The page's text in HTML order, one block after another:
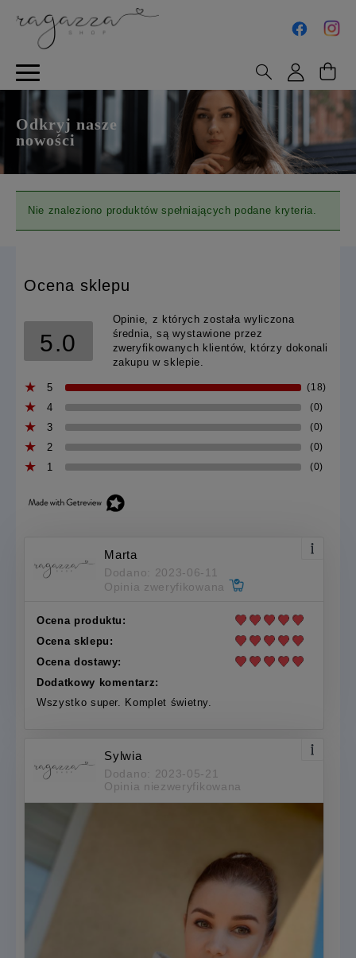
Odkryj nasze
nowości
Nie znaleziono produktów spełniających podane kryteria.
Ocena sklepu
5.0
Opinie, z których została wyliczona
średnia, są wystawione przez
zweryfikowanych klientów, którzy dokonali
zakupu w sklepie.
5 (18)
4 (0)
3 (0)
2 (0)
1 (0)
Marta
Dodano: 2023-06-11
Opinia zweryfikowana
Ocena produktu:
Ocena sklepu:
Ocena dostawy:
Dodatkowy komentarz:
Wszystko super. Komplet świetny.
Sylwia
Dodano: 2023-05-21
Opinia niezweryfikowana